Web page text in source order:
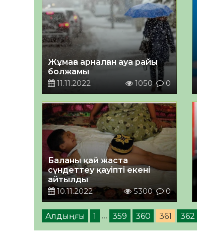
Жұмаға арналған ауа райы
болжамы
11.11.2022
1050 0
Баланы қай жаста
сүндеттеу қауіпті екені
айтылды
10.11.2022
5300 0
Алдыңғы 1 … 359 360 361 362